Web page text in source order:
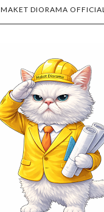
MAKET DIORAMA OFFICIAL